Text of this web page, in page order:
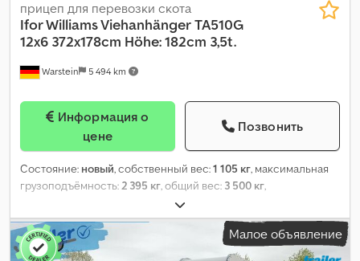
Warstein 5 494 km
прицеп для перевозки скота
Ifor Williams ViehanhängerTA510G
12x6 372x178cm Höhe: 182cm 3,5t.
цене
Позвонить
Состояние: новый, собственный вес:1 105 кг, максимальная
грузоподъёмность:2 395 кг, общий вес: 3 500 кг,
, длина грузового отсека:
ширина пространства для загрузки:1 780 мм, высота
грузового отсека:
параболическая
рессорная пластина
175/75R16C
, тормоз
Малое объявление